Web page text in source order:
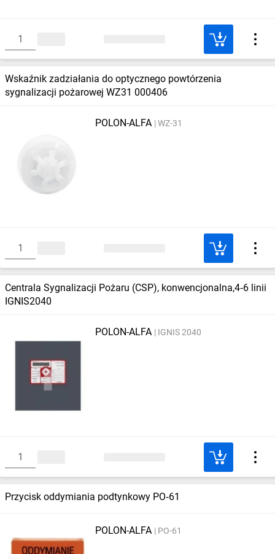
Wskaźnik zadziałania do optycznego powtórzenia
sygnalizacji pożarowej WZ31 000406
POLON-ALFA WZ-31
Centrala Sygnalizacji Pożaru (CSP), konwencjonalna,4‑6 linii
IGNIS2040
POLON-ALFA IGNIS 2040
Przycisk oddymiania podtynkowy PO‑61
POLON-ALFA PO-61